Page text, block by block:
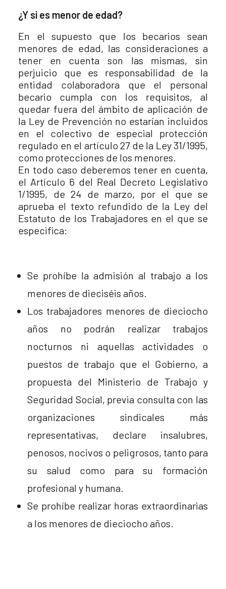
¿Y si es menor de edad?
En el supuesto que los becarios sean
menores de edad, las consideraciones a
tener en cuenta son las mismas, sin
perjuicio que es responsabilidad de la
entidad colaboradora que el personal
becario cumpla con los requisitos, al
quedar fuera del ámbito de aplicación de
la Ley de Prevención no estarían incluidos
en el colectivo de especial protección
regulado en el artículo 27 de la Ley 31/1995,
como protecciones de los menores.
En todo caso deberemos tener en cuenta,
el Artículo 6 del Real Decreto Legislativo
1/1995, de 24 de marzo, por el que se
aprueba el texto refundido de la Ley del
Estatuto de los Trabajadores en el que se
especifica:
Se prohíbe la admisión al trabajo a los
menores de dieciséis años.
Los trabajadores menores de dieciocho
años no podrán realizar trabajos
nocturnos ni aquellas actividades o
puestos de trabajo que el Gobierno, a
propuesta del Ministerio de Trabajo y
Seguridad Social, previa consulta con las
organizaciones sindicales más
representativas, declare insalubres,
penosos, nocivos o peligrosos, tanto para
su salud como para su formación
profesional y humana.
Se prohíbe realizar horas extraordinarias
a los menores de dieciocho años.